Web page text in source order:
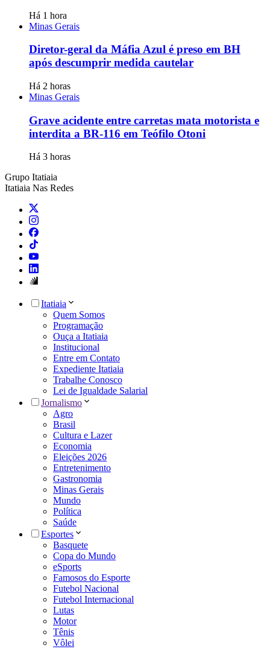
Há 1 hora
Minas Gerais
Diretor-geral da Máfia Azul é preso em BH
após descumprir medida cautelar
Há 2 horas
Minas Gerais
Grave acidente entre carretas mata motorista e
interdita a BR-116 em Teófilo Otoni
Há 3 horas
Grupo Itatiaia
Itatiaia Nas Redes
Itatiaia
Quem Somos
Programação
Ouça a Itatiaia
Institucional
Entre em Contato
Expediente Itatiaia
Trabalhe Conosco
Lei de Igualdade Salarial
Jornalismo
Agro
Brasil
Cultura e Lazer
Economia
Eleições 2026
Entretenimento
Gastronomia
Minas Gerais
Mundo
Política
Saúde
Esportes
Basquete
Copa do Mundo
eSports
Famosos do Esporte
Futebol Nacional
Futebol Internacional
Lutas
Motor
Tênis
Vôlei